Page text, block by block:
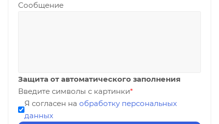
Сообщение
Защита от автоматического заполнения
Введите символы с картинки*
Я согласен на обработку персональных
данных